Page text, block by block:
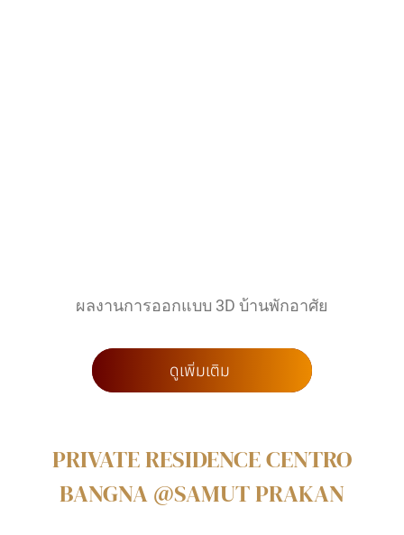
ผลงานการออกแบบ 3D บ้านพักอาศัย
ดูเพิ่มเติม
PRIVATE RESIDENCE CENTRO
BANGNA @SAMUT PRAKAN